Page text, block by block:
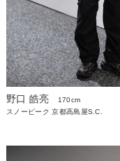
野口 皓亮
170cm
スノーピーク 京都高島屋S.C.